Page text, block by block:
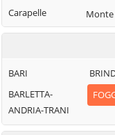
Carapelle
Carlantino
Casalnuovo
Monterotaro
Casalvecchio di
Puglia
Monte
Motta
BARI
BARLETTA-
ANDRIA-TRANI